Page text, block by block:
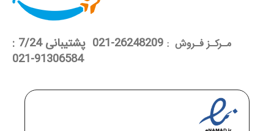
مـرکـز فـروش :
26248209-021 پشتیبانی 7/24 :
91306584-021